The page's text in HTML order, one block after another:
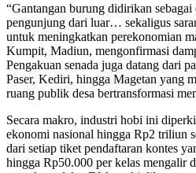
“Gantangan burung didirikan
pengunjung dari luar… sekaligus
untuk meningkatkan perekonomian
Kumpit, Madiun, mengonfirmasi
Pengakuan senada juga datang dari
Paser, Kediri, hingga Magetan yang
ruang publik desa bertransformasi
Secara makro, industri hobi ini
ekonomi nasional hingga Rp2 triliun
dari setiap tiket pendaftaran kontes
hingga Rp50.000 per kelas mengalir